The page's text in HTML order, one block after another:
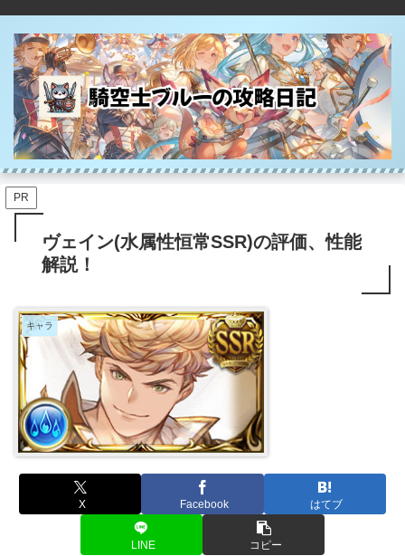
PR
ヴェイン(水属性恒常SSR)の評価、性能
解説！
キャラ
X Facebook はてブ
LINE コピー